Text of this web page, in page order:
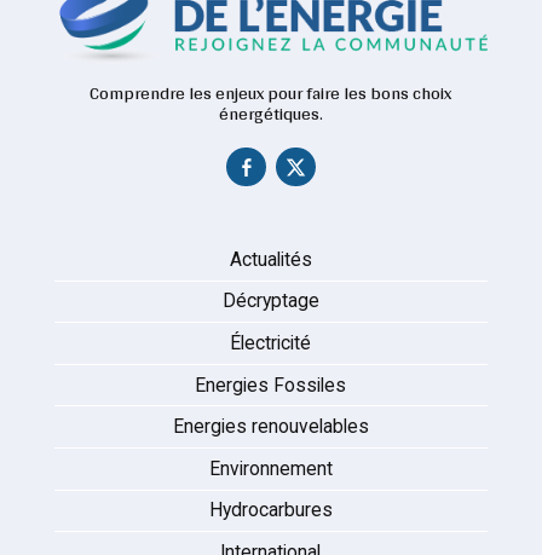
Comprendre les enjeux pour faire les bons choix
énergétiques.
Actualités
Décryptage
Électricité
Energies Fossiles
Energies renouvelables
Environnement
Hydrocarbures